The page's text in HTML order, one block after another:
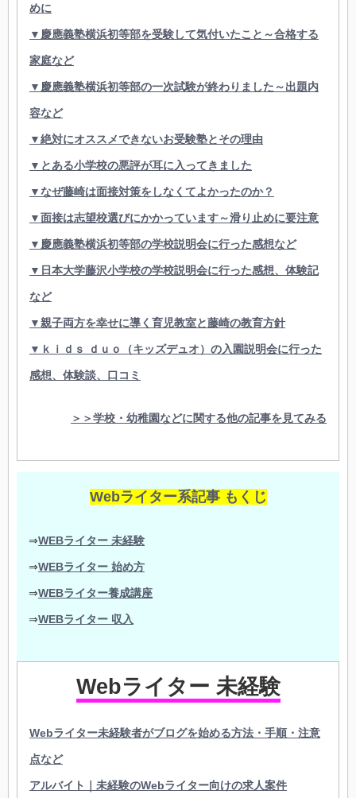
めに
▼慶應義塾横浜初等部を受験して気付いたこと～合格する
家庭など
▼慶應義塾横浜初等部の一次試験が終わりました～出題内
容など
▼絶対にオススメできないお受験塾とその理由
▼とある小学校の悪評が耳に入ってきました
▼なぜ藤崎は面接対策をしなくてよかったのか？
▼面接は志望校選びにかかっています～滑り止めに要注意
▼慶應義塾横浜初等部の学校説明会に行った感想など
▼日本大学藤沢小学校の学校説明会に行った感想、体験記
など
▼親子両方を幸せに導く育児教室と藤崎の教育方針
▼ｋｉｄｓ ｄｕｏ（キッズデュオ）の入園説明会に行った
感想、体験談、口コミ
＞＞学校・幼稚園などに関する他の記事を見てみる
Webライター系記事 もくじ
⇒WEBライター 未経験
⇒WEBライター 始め方
⇒WEBライター養成講座
⇒WEBライター 収入
Webライター 未経験
Webライター未経験者がブログを始める方法・手順・注意
点など
アルバイト｜未経験のWebライター向けの求人案件